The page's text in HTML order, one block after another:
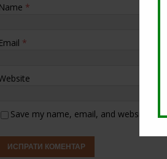
Name *
Email *
Save my name, email, and website in